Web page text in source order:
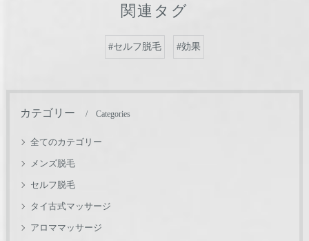
関連タグ
#セルフ脱毛 #効果
カテゴリー Categories
全てのカテゴリー
メンズ脱毛
セルフ脱毛
タイ古式マッサージ
アロママッサージ